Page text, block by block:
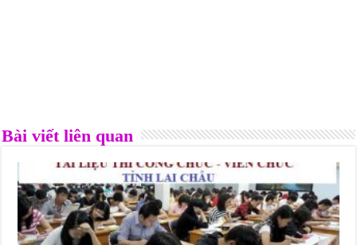
Bài viết liên quan